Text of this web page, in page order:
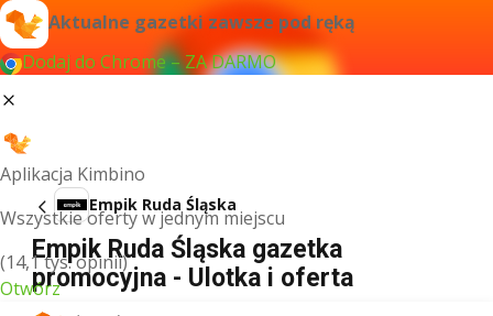
Aktualne gazetki zawsze pod ręką
Dodaj do Chrome – ZA DARMO
Aplikacja Kimbino
Wszystkie oferty w jednym miejscu
(14,1 tys. opinii)
Otwórz
Empik Ruda Śląska
Empik Ruda Śląska gazetka
promocyjna - Ulotka i oferta